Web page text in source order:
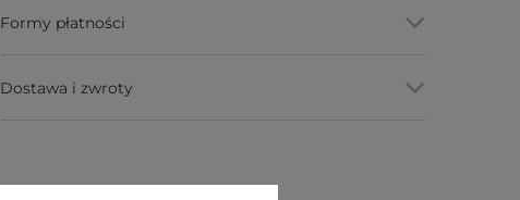
Formy płatności
Dostawa i zwroty